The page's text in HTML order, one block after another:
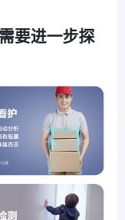
要进一步探